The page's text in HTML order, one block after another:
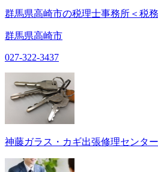
群馬県高崎市の税理士事務所＜税
群馬県高崎市
027-322-3437
神藤ガラス・カギ出張修理センタ